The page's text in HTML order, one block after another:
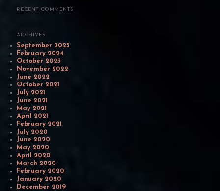
RECENT COMMENTS
ARCHIVES
September 2025
February 2024
October 2023
November 2022
June 2022
October 2021
July 2021
June 2021
May 2021
April 2021
February 2021
July 2020
June 2020
May 2020
April 2020
March 2020
February 2020
January 2020
December 2019